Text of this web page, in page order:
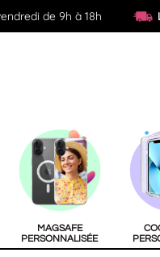
de 9h à 18h
MAGSAFE
PERSONNALISÉE